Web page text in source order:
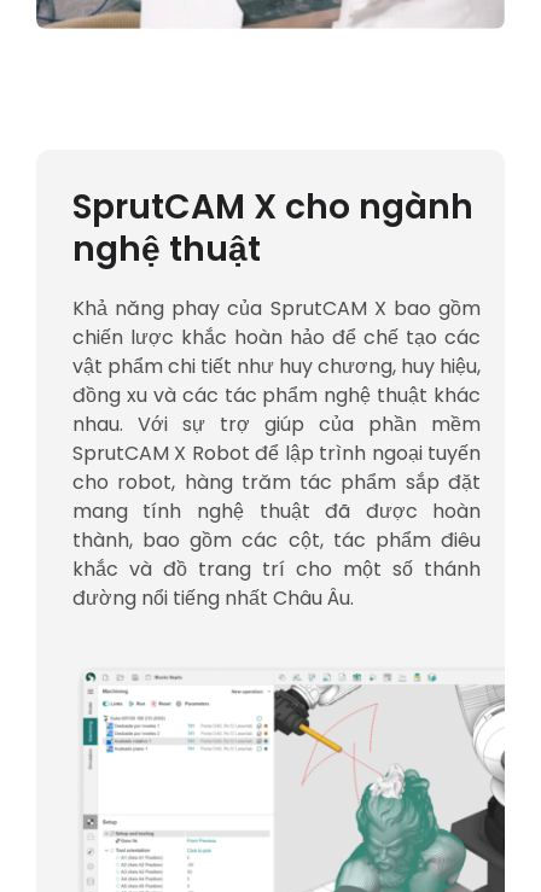
SprutCAM X cho ngành
nghệ thuật
Khả năng phay của SprutCAM X bao gồm
chiến lược khắc hoàn hảo để chế tạo các
vật phẩm chi tiết như huy chương, huy hiệu,
đồng xu và các tác phẩm nghệ thuật khác
nhau. Với sự trợ giúp của phần mềm
SprutCAM X Robot để lập trình ngoại tuyến
cho robot, hàng trăm tác phẩm sắp đặt
mang tính nghệ thuật đã được hoàn
thành, bao gồm các cột, tác phẩm điêu
khắc và đồ trang trí cho một số thánh
đường nổi tiếng nhất Châu Âu.